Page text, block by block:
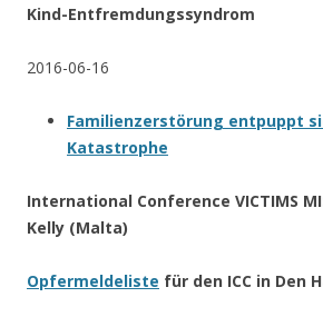
Kind-Entfremdungssyndrom
2016-06-16
Familienzerstörung entpuppt
Katastrophe
International Conference VICTIMS
Kelly (Malta)
Opfermeldeliste für den ICC in Den